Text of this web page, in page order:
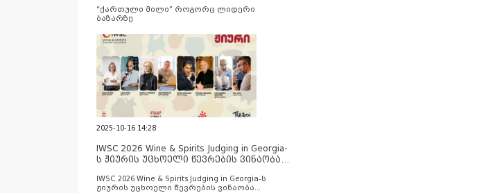
“ქართული მილი” როგორც ლიდერი
ბაზარზე
2025-10-16 14:28
IWSC 2026 Wine & Spirits Judging in Georgia-
ს ჟიურის უცხოელი წევრების ვინაობა
IWSC 2026 Wine & Spirits Judging in Georgia-ს
ჟიურის უცხოელი წევრების ვინაობა